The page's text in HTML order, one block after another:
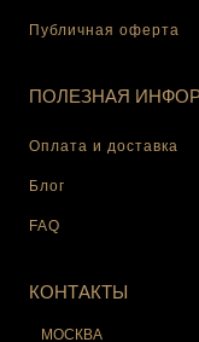
Публичная оферта
ПОЛЕЗНАЯ
Оплата и доставка
Блог
FAQ
КОНТАКТЫ
МОСКВА